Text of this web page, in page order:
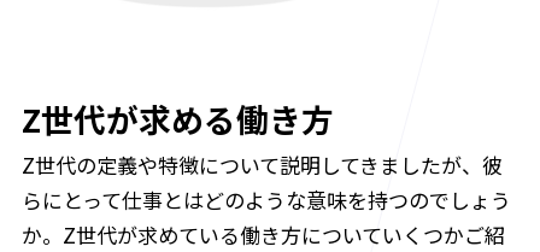
Z世代が求める働き方
Z世代の定義や特徴について説明してきましたが、彼
らにとって仕事とはどのような意味を持つのでしょう
か。Z世代が求めている働き方についていくつかご紹